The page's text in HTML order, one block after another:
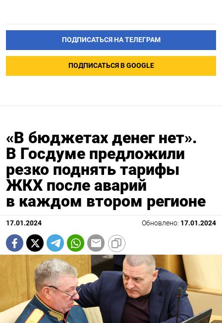
ПОДПИСАТЬСЯ НА ТЕЛЕГРАМ
ПОДПИСАТЬСЯ В GOOGLE
«В бюджетах денег нет».
В Госдуме предложили
резко поднять тарифы
ЖКХ после аварий
в каждом втором регионе
17.01.2024 Обновлено: 17.01.2024